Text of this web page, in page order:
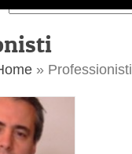
» Professionisti